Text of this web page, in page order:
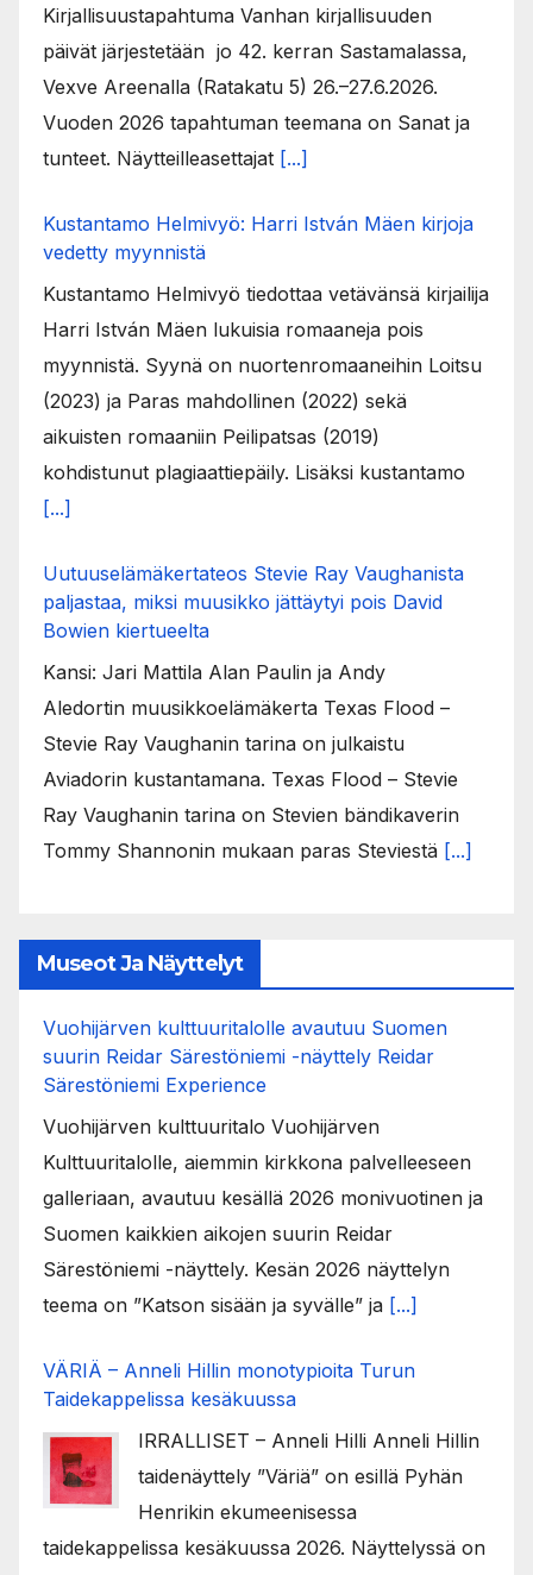
Kirjallisuustapahtuma Vanhan kirjallisuuden
päivät järjestetään jo 42. kerran Sastamalassa,
Vexve Areenalla (Ratakatu 5) 26.–27.6.2026.
Vuoden 2026 tapahtuman teemana on Sanat ja
tunteet. Näytteilleasettajat [...]
Kustantamo Helmivyö: Harri István Mäen kirjoja
vedetty myynnistä
Kustantamo Helmivyö tiedottaa vetävänsä kirjailija
Harri István Mäen lukuisia romaaneja pois
myynnistä. Syynä on nuortenromaaneihin Loitsu
(2023) ja Paras mahdollinen (2022) sekä
aikuisten romaaniin Peilipatsas (2019)
kohdistunut plagiaattiepäily. Lisäksi kustantamo
[...]
Uutuuselämäkertateos Stevie Ray Vaughanista
paljastaa, miksi muusikko jättäytyi pois David
Bowien kiertueelta
Kansi: Jari Mattila Alan Paulin ja Andy
Aledortin muusikkoelämäkerta Texas Flood –
Stevie Ray Vaughanin tarina on julkaistu
Aviadorin kustantamana. Texas Flood – Stevie
Ray Vaughanin tarina on Stevien bändikaverin
Tommy Shannonin mukaan paras Steviestä [...]
Museot Ja Näyttelyt
Vuohijärven kulttuuritalolle avautuu Suomen
suurin Reidar Särestöniemi -näyttely Reidar
Särestöniemi Experience
Vuohijärven kulttuuritalo Vuohijärven
Kulttuuritalolle, aiemmin kirkkona palvelleeseen
galleriaan, avautuu kesällä 2026 monivuotinen ja
Suomen kaikkien aikojen suurin Reidar
Särestöniemi -näyttely. Kesän 2026 näyttelyn
teema on ”Katson sisään ja syvälle” ja [...]
VÄRIÄ – Anneli Hillin monotypioita Turun
Taidekappelissa kesäkuussa
IRRALLISET – Anneli Hilli Anneli Hillin
taidenäyttely ”Väriä” on esillä Pyhän
Henrikin ekumeenisessa
taidekappelissa kesäkuussa 2026. Näyttelyssä on